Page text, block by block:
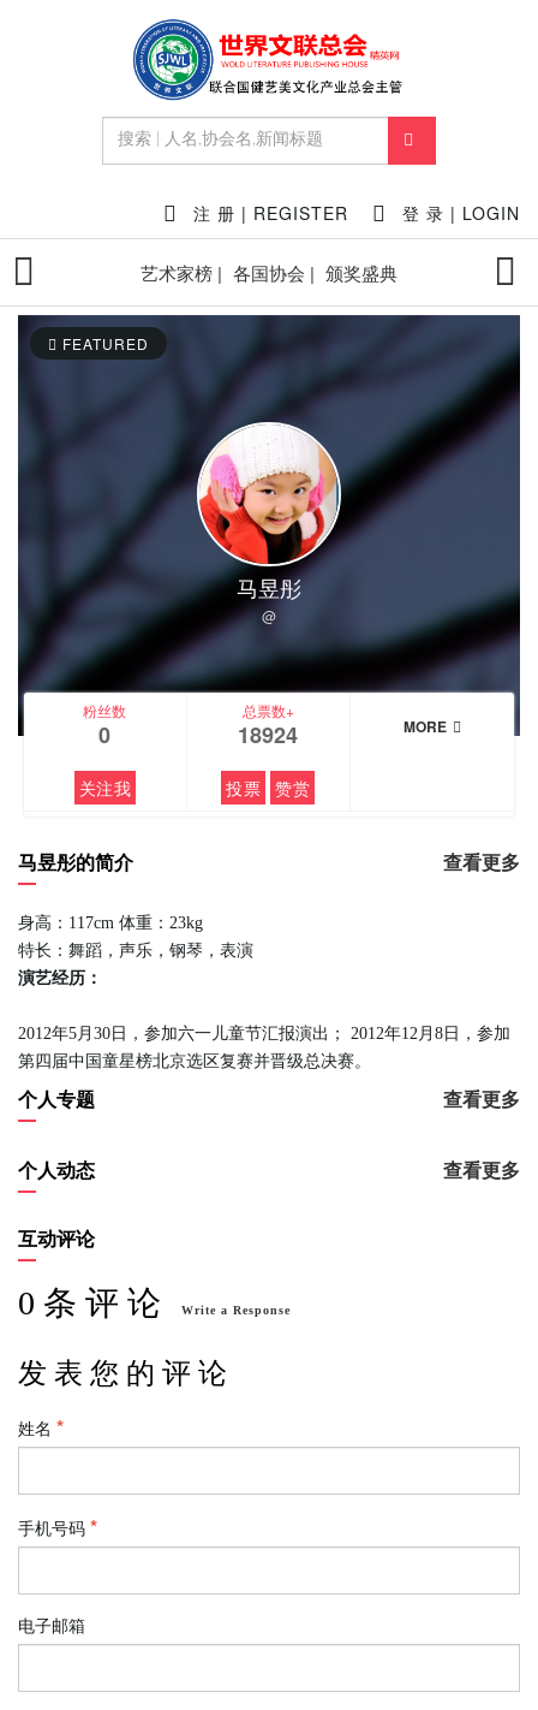
注 册 | REGISTER 登 录 | LOGIN
艺术家榜 | 各国协会 | 颁奖盛典
FEATURED
马昱彤
@
粉丝数
0
关注我
总票数+
18924
投票 赞赏
MORE
马昱彤的简介 查看更多
身高：117cm 体重：23kg
特长：舞蹈，声乐，钢琴，表演
演艺经历：
2012年5月30日，参加六一儿童节汇报演出； 2012年12月8日，参加
第四届中国童星榜北京选区复赛并晋级总决赛。
个人专题 查看更多
个人动态 查看更多
互动评论
0 条 评 论 Write a Response
发 表 您 的 评 论
姓名
手机号码
电子邮箱